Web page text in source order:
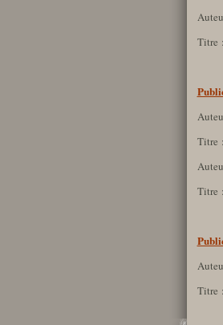
Titre :
Titre :
Titre :
Titre :